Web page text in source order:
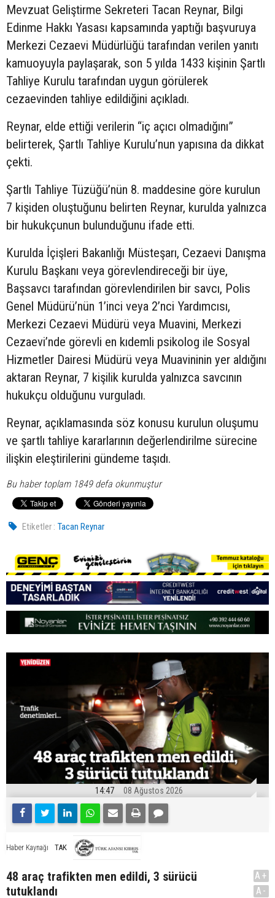
Mevzuat Geliştirme Sekreteri Tacan Reynar, Bilgi
Edinme Hakkı Yasası kapsamında yaptığı başvuruya
Merkezi Cezaevi Müdürlüğü tarafından verilen yanıtı
kamuoyuyla paylaşarak, son 5 yılda 1433 kişinin Şartlı
Tahliye Kurulu tarafından uygun görülerek
cezaevinden tahliye edildiğini açıkladı.
Reynar, elde ettiği verilerin “iç açıcı olmadığını”
belirterek, Şartlı Tahliye Kurulu’nun yapısına da dikkat
çekti.
Şartlı Tahliye Tüzüğü’nün 8. maddesine göre kurulun
7 kişiden oluştuğunu belirten Reynar, kurulda yalnızca
bir hukukçunun bulunduğunu ifade etti.
Kurulda İçişleri Bakanlığı Müsteşarı, Cezaevi Danışma
Kurulu Başkanı veya görevlendireceği bir üye,
Başsavcı tarafından görevlendirilen bir savcı, Polis
Genel Müdürü’nün 1’inci veya 2’nci Yardımcısı,
Merkezi Cezaevi Müdürü veya Muavini, Merkezi
Cezaevi’nde görevli en kıdemli psikolog ile Sosyal
Hizmetler Dairesi Müdürü veya Muavininin yer aldığını
aktaran Reynar, 7 kişilik kurulda yalnızca savcının
hukukçu olduğunu vurguladı.
Reynar, açıklamasında söz konusu kurulun oluşumu
ve şartlı tahliye kararlarının değerlendirilme sürecine
ilişkin eleştirilerini gündeme taşıdı.
Bu haber toplam 1849 defa okunmuştur
Etiketler : Tacan Reynar
14:47 08 Ağustos 2026
Haber Kaynağı TAK
48 araç trafikten men edildi, 3 sürücü
tutuklandı
A+
A-